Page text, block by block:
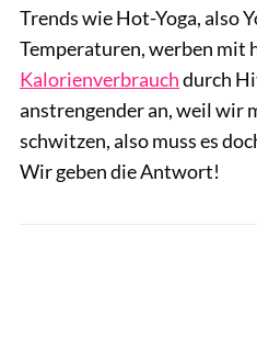
Trends wie Hot-Yoga, also
Temperaturen, werben mit
Kalorienverbrauchdurch
anstrengender an, weil wir
schwitzen, also muss es
Wir geben die Antwort!